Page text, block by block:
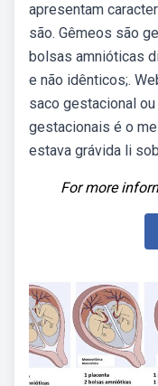
apresentam
são. Gêmeos são
bolsas amnióticas
e não idênticos;.
saco gestacional
gestacionais é o
estava grávida li
For more